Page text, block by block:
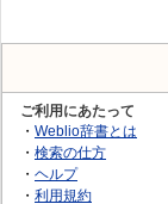
ご利用にあたって
・ Weblio辞書とは
・ 検索の仕方
・ ヘルプ
・ 利用規約